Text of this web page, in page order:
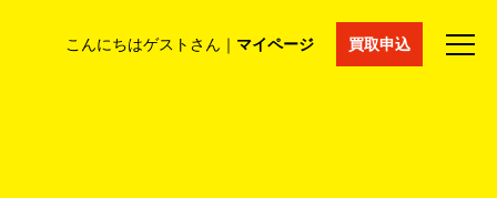
こんにちはゲストさん｜ マイページ 買取申込
コラム マイページ 採用情報 通販サイト